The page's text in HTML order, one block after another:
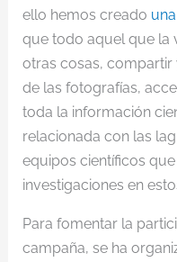
ello hemos creado
que todo aquel que la
otras cosas, compartir
de las fotografías,
toda la información
relacionada con las
equipos científicos
investigaciones en
Para fomentar la
campaña, se ha